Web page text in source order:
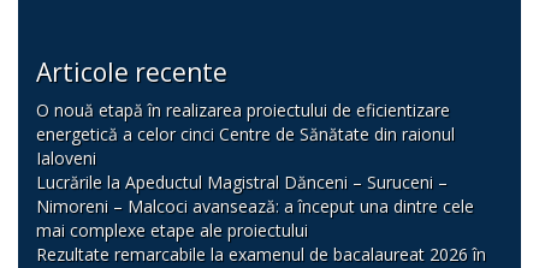
Articole recente
O nouă etapă în realizarea proiectului de eficientizare
energetică a celor cinci Centre de Sănătate din raionul
Ialoveni
Lucrările la Apeductul Magistral Dănceni – Suruceni –
Nimoreni – Malcoci avansează: a început una dintre cele
mai complexe etape ale proiectului
Rezultate remarcabile la examenul de bacalaureat 2026 în